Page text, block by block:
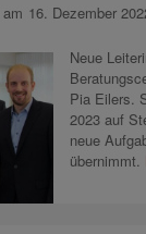
am 16. Dezember
Neue
Pia Eilers.
2023 auf
neue
übernimmt.